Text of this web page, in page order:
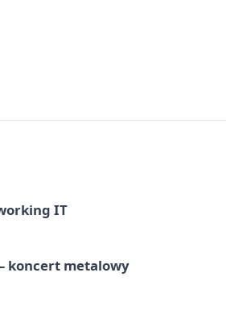
IT
koncert metalowy